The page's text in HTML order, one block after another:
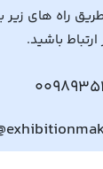
راه های
باشید.